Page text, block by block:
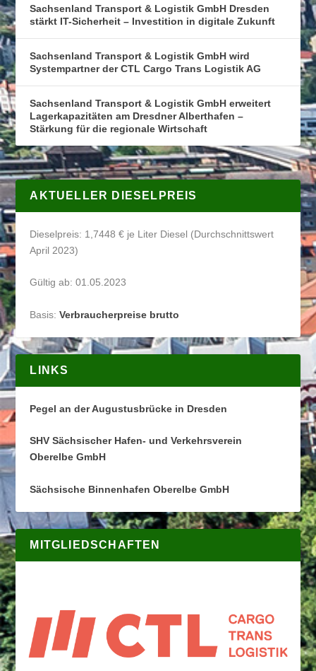
Sachsenland Transport & Logistik GmbH Dresden
stärkt IT-Sicherheit – Investition in digitale Zukunft
Sachsenland Transport & Logistik GmbH wird
Systempartner der CTL Cargo Trans Logistik AG
Sachsenland Transport & Logistik GmbH erweitert
Lagerkapazitäten am Dresdner Alberthafen –
Stärkung für die regionale Wirtschaft
AKTUELLER DIESELPREIS
Dieselpreis: 1,7448 € je Liter Diesel (Durchschnittswert
April 2023)
Gültig ab: 01.05.2023
Basis:Verbraucherpreise brutto
LINKS
Pegel an der Augustusbrücke in Dresden
SHV Sächsischer Hafen- und Verkehrsverein
Oberelbe GmbH
Sächsische Binnenhafen Oberelbe GmbH
MITGLIEDSCHAFTEN